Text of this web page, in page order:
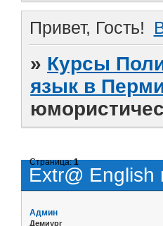
Привет, Гость!
» Курсы
язык в
Extr@
Страница:1
Админ
Демиург